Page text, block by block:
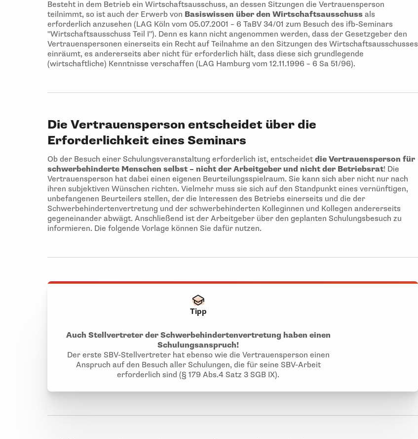
Besteht in dem Betrieb ein Wirtschaftsausschuss, an dessen Sitzungen die Vertrauensperson
teilnimmt, so ist auch der Erwerb von Basiswissen über den Wirtschaftsausschuss als
erforderlich anzusehen (LAG Köln vom 05.07.2001 – 6 TaBV 34/01 zum Besuch des ifb-Seminars
"Wirtschaftsausschuss Teil I"). Denn es kann nicht angenommen werden, dass der Gesetzgeber den
Vertrauenspersonen einerseits ein Recht auf Teilnahme an den Sitzungen des Wirtschaftsausschusses
einräumt, es andererseits aber nicht für erforderlich hält, dass diese sich grundlegende
(wirtschaftliche) Kenntnisse verschaffen (LAG Hamburg vom 12.11.1996 – 6 Sa 51/96).
Die Vertrauensperson entscheidet über die
Erforderlichkeit eines Seminars
Ob der Besuch einer Schulungsveranstaltung erforderlich ist, entscheidet die Vertrauensperson für
schwerbehinderte Menschen selbst – nicht der Arbeitgeber und nicht der Betriebsrat! Die
Vertrauensperson hat dabei einen eigenen Beurteilungsspielraum. Sie kann sich aber nicht nur nach
ihren subjektiven Wünschen richten. Vielmehr muss sie sich auf den Standpunkt eines vernünftigen,
unbefangenen Beurteilers stellen, der die Interessen des Betriebs einerseits und die der
Schwerbehindertenvertretung und der schwerbehinderten Kolleginnen und Kollegen andererseits
gegeneinander abwägt. Anschließend ist der Arbeitgeber über den geplanten Schulungsbesuch zu
informieren. Die folgende Vorlage können Sie dafür nutzen.
Tipp
Auch Stellvertreter der Schwerbehindertenvertretung haben einen
Schulungsanspruch!
Der erste SBV-Stellvertreter hat ebenso wie die Vertrauensperson einen
Anspruch auf den Besuch aller Schulungen, die für seine SBV-Arbeit
erforderlich sind (§ 179 Abs.4 Satz 3 SGB IX).